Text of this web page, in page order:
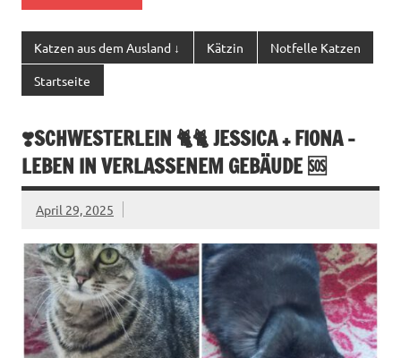
Katzen aus dem Ausland ↓ Kätzin Notfelle Katzen
Startseite
❣️SCHWESTERLEIN 🐈🐈 JESSICA + FIONA –
LEBEN IN VERLASSENEM GEBÄUDE 🆘
April 29, 2025